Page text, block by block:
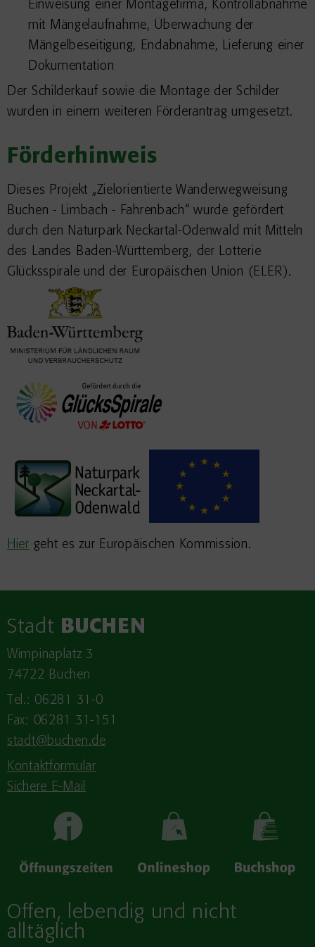
Einweisung einer Montagefirma, Kontrollabnahme
mit Mängelaufnahme, Überwachung der
Mängelbeseitigung, Endabnahme, Lieferung einer
Dokumentation
Der Schilderkauf sowie die Montage der Schilder
wurden in einem weiteren Förderantrag umgesetzt.
Förderhinweis
Dieses Projekt „Zielorientierte Wanderwegweisung
Buchen - Limbach - Fahrenbach“ wurde gefördert
durch den Naturpark Neckartal-Odenwald mit Mitteln
des Landes Baden-Württemberg, der Lotterie
Glücksspirale und der Europäischen Union (ELER).
Hier geht es zur Europäischen Kommission.
Stadt BUCHEN
Wimpinaplatz 3
74722 Buchen
Tel.: 06281 31-0
Fax: 06281 31-151
stadt@buchen.de
Kontaktformular
Sichere E-Mail
Offen, lebendig und nicht
alltäglich